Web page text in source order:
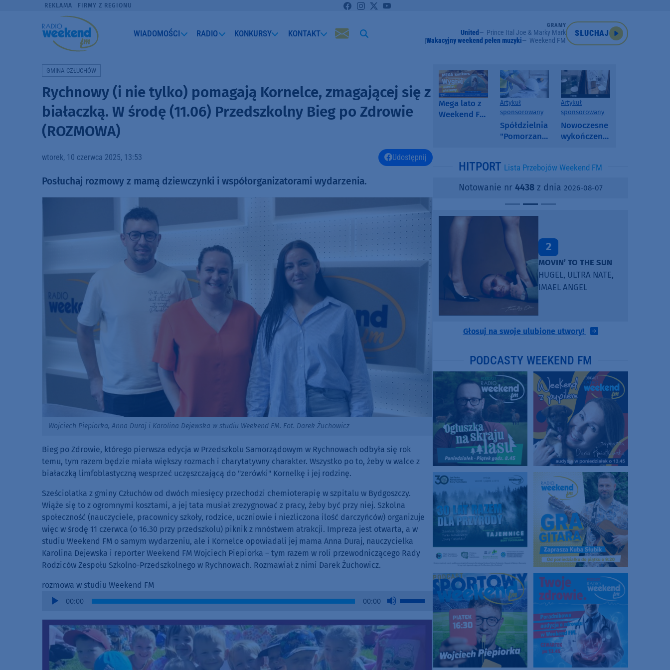
REKLAMA FIRMY Z REGIONU
WIADOMOŚCI RADIO KONKURSY KONTAKT
GRAMY
United
Prince Ital Joe & Marky Mark
Wakacyjny weekend pełen muzyki
Weekend FM
SŁUCHAJ
GMINA CZŁUCHÓW
Rychnowy (i nie tylko) pomagają Kornelce, zmagającej się z
białaczką. W środę (11.06) Przedszkolny Bieg po Zdrowie
(ROZMOWA)
wtorek, 10 czerwca 2025, 13:53 Udostępnij
Posłuchaj rozmowy z mamą dziewczynki i współorganizatorami wydarzenia.
Wojciech Piepiorka, Anna Duraj i Karolina Dejewska w studiu Weekend FM. Fot. Darek Żuchowicz
Bieg po Zdrowie, którego pierwsza edycja w Przedszkolu Samorządowym w Rychnowach odbyła się rok
temu, tym razem będzie miała większy rozmach i charytatywny charakter. Wszystko po to, żeby w walce z
białaczką limfoblastyczną wesprzeć uczęszczającą do "zerówki" Kornelkę i jej rodzinę.
Sześciolatka z gminy Człuchów od dwóch miesięcy przechodzi chemioterapię w szpitalu w Bydgoszczy.
Wiąże się to z ogromnymi kosztami, a jej tata musiał zrezygnować z pracy, żeby być przy niej. Szkolna
społeczność (nauczyciele, pracownicy szkoły, rodzice, uczniowie i niezliczona ilość darczyńców) organizuje
więc w środę 11 czerwca (o 16.30 przy przedszkolu) piknik z mnóstwem atrakcji. Impreza jest otwarta, a w
studiu Weekend FM o samym wydarzeniu, ale i Kornelce opowiadali jej mama Anna Duraj, nauczycielka
Karolina Dejewska i reporter Weekend FM Wojciech Piepiorka – tym razem w roli przewodniczącego Rady
Rodziców Zespołu Szkolno-Przedszkolnego w Rychnowach. Rozmawiał z nimi Darek Żuchowicz.
rozmowa w studiu Weekend FM
Audio
00:00 00:00
Use
Up/Down
Arrow
increase
Mega lato z
Weekend FM
Artykuł
sponsorowany
Spółdzielnia
"Pomorzanka"
informuje o
i ofertach
najmu
Artykuł
sponsorowany
Nowoczesne
wykończenia
SPC, WPC i
kamienny
HITPORT Lista Przebojów Weekend FM
Notowanie nr 4438z dnia 2026-08-07
2
MOVIN’ TO THE SUN
HUGEL, ULTRA NATE,
IMAEL ANGEL
Głosuj na swoje ulubione utwory!
PODCASTY WEEKEND FM